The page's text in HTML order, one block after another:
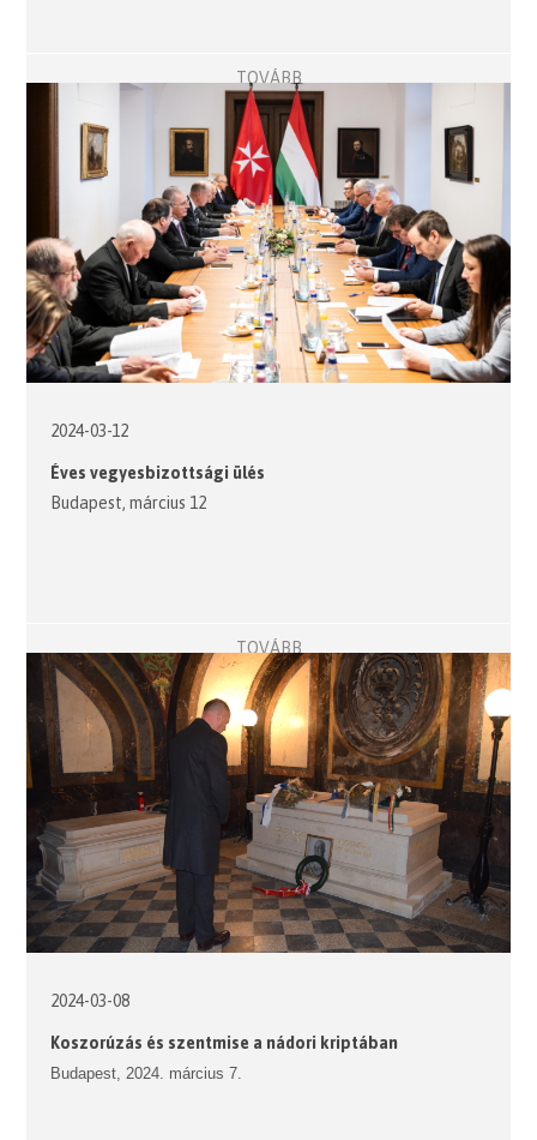
TOVÁBB
2024-03-12
Éves vegyesbizottsági ülés
Budapest, március 12
TOVÁBB
2024-03-08
Koszorúzás és szentmise a nádori kriptában
Budapest, 2024. március 7.